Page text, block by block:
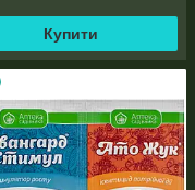
Купити